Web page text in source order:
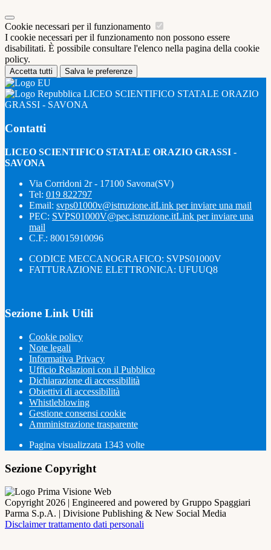
Cookie necessari per il funzionamento
I cookie necessari per il funzionamento non possono essere
disabilitati. È possibile consultare l'elenco nella pagina della cookie
policy.
Accetta tutti Salva le preferenze
LICEO SCIENTIFICO STATALE ORAZIO
GRASSI - SAVONA
Contatti
LICEO SCIENTIFICO STATALE ORAZIO GRASSI -
SAVONA
Via Corridoni 2r - 17100 Savona(SV)
Tel: 019 822797
Email: svps01000v@istruzione.itLink per inviare una mail
PEC: SVPS01000V@pec.istruzione.itLink per inviare una
mail
C.F.: 80015910096
CODICE MECCANOGRAFICO: SVPS01000V
FATTURAZIONE ELETTRONICA: UFUUQ8
Sezione Link Utili
Cookie policy
Note legali
Informativa Privacy
Ufficio Relazioni con il Pubblico
Dichiarazione di accessibilità
Obiettivi di accessibilità
Whistleblowing
Gestione consensi cookie
Amministrazione trasparente
Pagina visualizzata 1343 volte
Sezione Copyright
Copyright 2026 | Engineered and powered by Gruppo Spaggiari
Parma S.p.A. | Divisione Publishing & New Social Media
Disclaimer trattamento dati personali